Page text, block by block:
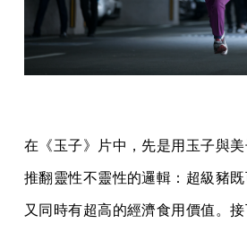
在《玉子》片中，先是用玉子與
推翻靈性不靈性的邏輯：超級豬既
又同時有超高的經濟食用價值。